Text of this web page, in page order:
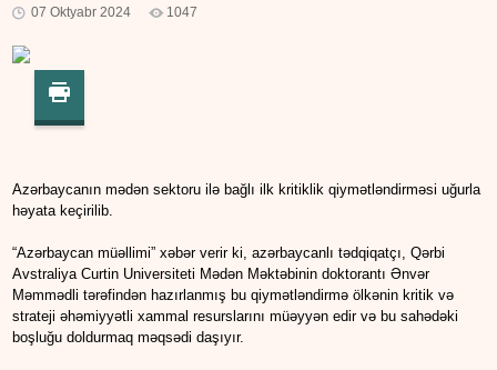
07 Oktyabr 2024 1047
Azərbaycanın mədən sektoru ilə bağlı ilk kritiklik qiymətləndirməsi uğurla
həyata keçirilib.
“Azərbaycan müəllimi” xəbər verir ki, azərbaycanlı tədqiqatçı, Qərbi
Avstraliya Curtin Universiteti Mədən Məktəbinin doktorantı Ənvər
Məmmədli tərəfindən hazırlanmış bu qiymətləndirmə ölkənin kritik və
strateji əhəmiyyətli xammal resurslarını müəyyən edir və bu sahədəki
boşluğu doldurmaq məqsədi daşıyır.